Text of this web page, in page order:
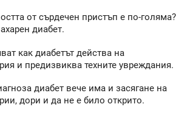
от сърдечен пристъп е по-голяма?
диабет.
как диабетът действа на
и предизвиква техните увреждания.
диабет вече има и засягане на
дори и да не е било открито.